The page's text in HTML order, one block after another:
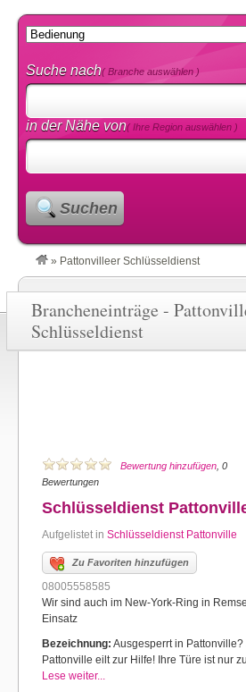
Suche nach( Branche auswählen )
in der Nähe von( Ihre Region auswählen )
Suchen
» Pattonvilleer Schlüsseldienst
Brancheneinträge -
Schlüsseldienst
Bewertung hinzufügen , 0
Bewertungen
Schlüsseldienst
Aufgelistet in Schlüsseldienst Pattonville
Zu Favoriten hinzufügen
08005558585
Wir sind auch im New-York-Ring in
Einsatz
Bezeichnung: Ausgesperrt in
Pattonville eilt zur Hilfe! Ihre Türe ist nur
Lese weiter...